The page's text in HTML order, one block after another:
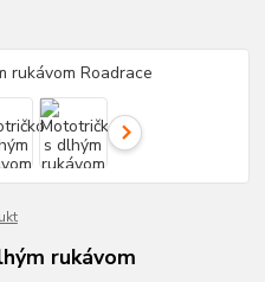
rukávom